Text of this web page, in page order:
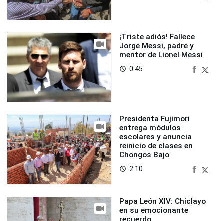
¡Triste adiós! Fallece
Jorge Messi, padre y
mentor de Lionel Messi
access_time 0:45
Presidenta Fujimori
entrega módulos
escolares y anuncia
reinicio de clases en
Chongos Bajo
access_time 2:10
Papa León XIV: Chiclayo
en su emocionante